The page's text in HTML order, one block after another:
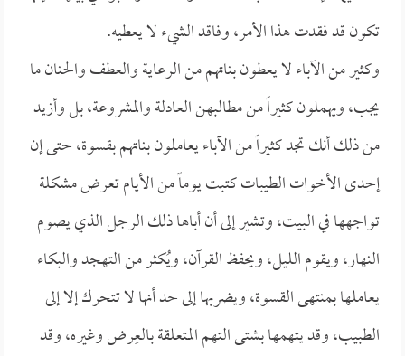
تكون قد فقدت هذا الأمر، وفاقد الشيء لا يعطيه.
وكثير من الآباء لا يعطون بناتهم من الرعاية والعطف والحنان ما
يجب، ويهملون كثيراً من مطالبهن العادلة والمشروعة، بل وأزيد
من ذلك أنك تجد كثيراً من الآباء يعاملون بناتهم بقسوة، حتى إن
إحدى الأخوات الطيبات كتبت يوماً من الأيام تعرض مشكلة
تواجهها في البيت، وتشير إلى أن أباها ذلك الرجل الذي يصوم
النهار، ويقوم الليل، ويحفظ القرآن، ويُكثر من التهجد والبكاء
يعاملها بمنتهى القسوة، ويضربها إلى حد أنها لا تتحرك إلا إلى
الطبيب، وقد يتهمها بشتى التهم المتعلقة بالعِرض وغيره، وقد